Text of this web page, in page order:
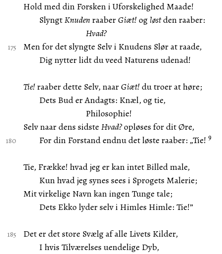
Hold med din Forsken i Uforskelighed Maade!
SlyngtKnuden raaberGiæt!og løstden raaber:
Hvad?
Men for det slyngte Selv i Knudens Slør at raade,
Dig nytter lidt du veed Naturens udenad!
Tie!raaber dette Selv, naarGiæt!du troer at høre;
Dets Bud er Andagts: Knæl, og tie,
Philosophie!
Selv naar dens sidste Hvad?opløses for dit Øre,
For din Forstand endnu det løste raaber: „Tie! 9
Tie, Frække! hvad jeg er kan intet Billed male,
Kun hvad jeg synes sees i Sprogets Malerie;
Mit virkelige Navn kan ingen Tunge tale;
Dets Ekko lyder selv i Himles Himle: Tie!”
Det er det store Svælg af alle Livets Kilder,
I hvis Tilværelses uendelige Dyb,